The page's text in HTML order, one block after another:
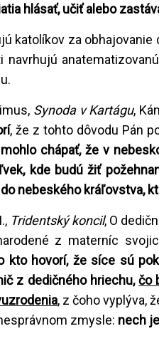
hlásať, učiť alebo
katolíkov za
navrhujú
Synoda v Kartágu,
, že z tohto dôvodu Pán
chápať, že v
kde budú žiť
nebeského kráľovstva,
Tridentský koncil, O
z materníc
kto hovorí, že síce sú
z dedičného hriechu,čo
, z čoho vyplýva,
zmysle: nech